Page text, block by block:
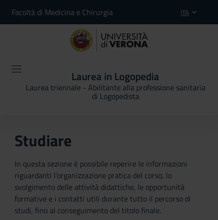
Facoltà di Medicina e Chirurgia ITA
Laurea in Logopedia
Laurea triennale - Abilitante alla professione sanitaria
di Logopedista
Studiare
In questa sezione è possibile reperire le informazioni
riguardanti l'organizzazione pratica del corso, lo
svolgimento delle attività didattiche, le opportunità
formative e i contatti utili durante tutto il percorso di
studi, fino al conseguimento del titolo finale.